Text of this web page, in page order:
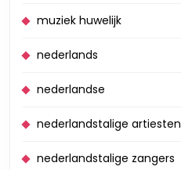
muziek huwelijk
nederlands
nederlandse
nederlandstalige artiesten
nederlandstalige zangers